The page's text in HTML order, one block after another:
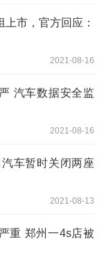
市，官方回应：
2021-08-16
汽车数据安全监
2021-08-16
车暂时关闭两座
2021-08-13
重 郑州一4s店被